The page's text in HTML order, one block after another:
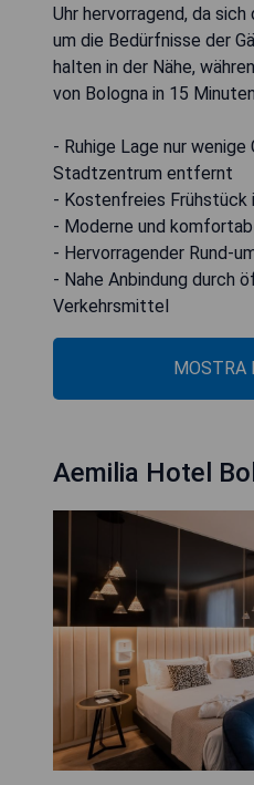
Uhr hervorragend, da
um die Bedürfnisse der
halten in der Nähe,
von Bologna in 15
- Ruhige Lage nur wenige
Stadtzentrum entfernt
- Kostenfreies Frühstück
- Moderne und
- Hervorragender Rund-
- Nahe Anbindung durch
Verkehrsmittel
MOSTRA
Aemilia Hotel